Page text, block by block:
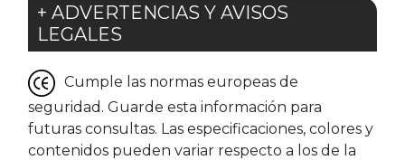
+ ADVERTENCIAS Y AVISOS
LEGALES
Cumple las normas europeas de
seguridad. Guarde esta información para
futuras consultas. Las especificaciones, colores y
contenidos pueden variar respecto a los de la